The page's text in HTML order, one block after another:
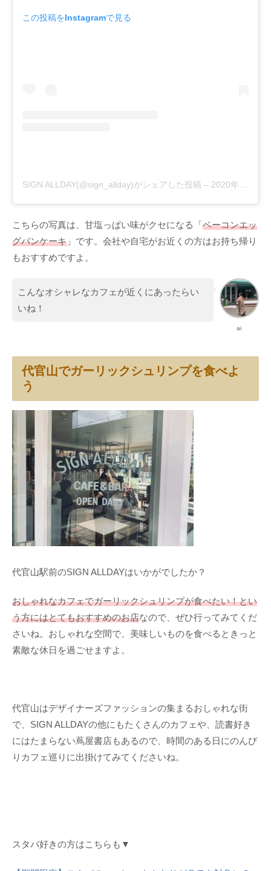
この投稿をInstagramで見る
SIGN ALLDAY(@sign_allday)がシェアした投稿 – 2020年 9月月9日午後6時43分PDT
こちらの写真は、甘塩っぱい味がクセになる「 ベーコンエッ
グパンケーキ 」です。会社や自宅がお近くの方はお持ち帰り
もおすすめですよ。
ai
こんなオシャレなカフェが近くにあったらい
いね！
代官山でガーリックシュリンプを食べよ
う
代官山駅前のSIGN ALLDAYはいかがでしたか？
おしゃれなカフェでガーリックシュリンプが食べたい！とい
う方にはとてもおすすめのお店なので、ぜひ行ってみてくだ
さいね。おしゃれな空間で、美味しいものを食べるときっと
素敵な休日を過ごせますよ。
代官山はデザイナーズファッションの集まるおしゃれな街
で、SIGN ALLDAYの他にもたくさんのカフェや、読書好き
にはたまらない蔦屋書店もあるので、時間のある日にのんび
りカフェ巡りに出掛けてみてくださいね。
スタバ好きの方はこちらも▼